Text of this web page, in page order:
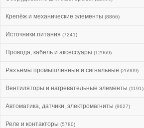
Крепёж и механические элементы (8866)
Источники питания (7241)
Провода, кабель и аксессуары (12969)
Разъемы промышленные и сигнальные (26909)
Вентиляторы и нагревательные элементы (1191)
Автоматика, датчики, электромагниты (9627)
Реле и контакторы (5780)